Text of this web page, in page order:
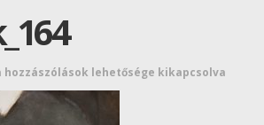
hozzászólások lehetősége kikapcsolva